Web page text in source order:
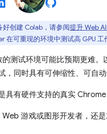
好创建 Colab，请参阅提升 Web
在可重现的环境中测试高 GPU 工
的测试环境可能比预期更难
，同时具有可伸缩性、可自
具有硬件支持的真实 Chrome
游戏或图形开发者，还